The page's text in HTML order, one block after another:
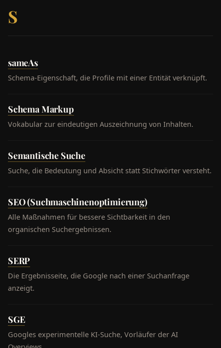
S
sameAs
Schema-Eigenschaft, die Profile mit einer Entität verknüpft.
Schema Markup
Vokabular zur eindeutigen Auszeichnung von Inhalten.
Semantische Suche
Suche, die Bedeutung und Absicht statt Stichwörter versteht.
SEO (Suchmaschinenoptimierung)
Alle Maßnahmen für bessere Sichtbarkeit in den
organischen Suchergebnissen.
SERP
Die Ergebnisseite, die Google nach einer Suchanfrage
anzeigt.
SGE
Googles experimentelle KI-Suche, Vorläufer der AI